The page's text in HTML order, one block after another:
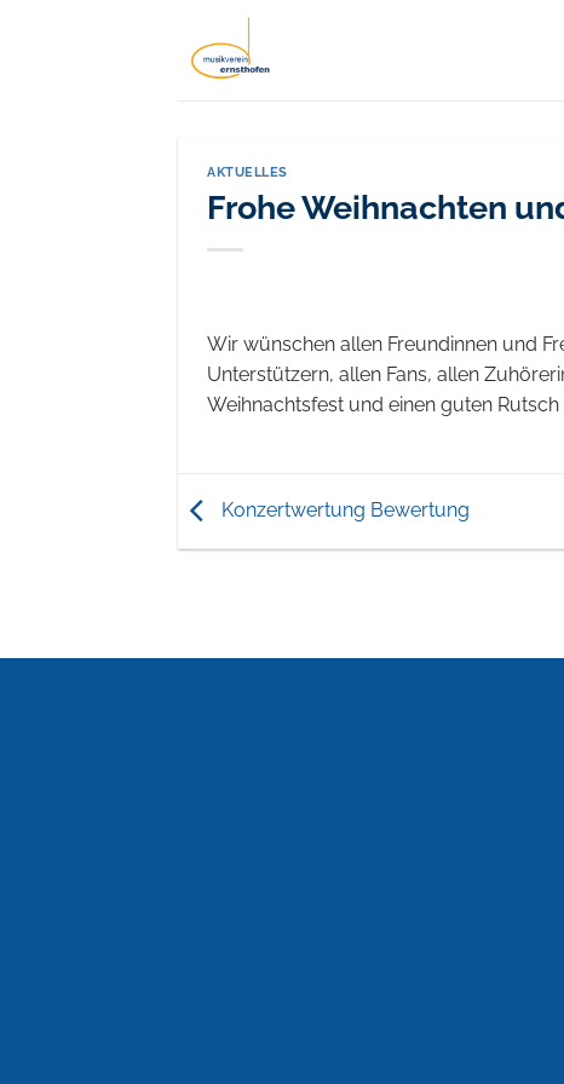
AKTUELLES
Frohe Weihnachten
Wir wünschen allen Freundinnen und
Unterstützern, allen Fans, allen
Weihnachtsfest und einen guten Rutsch
Konzertwertung Bewertung